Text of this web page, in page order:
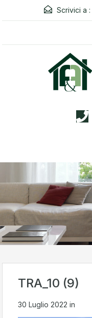
Scrivici a :
TRA_10 (9)
30 Luglio 2022 in